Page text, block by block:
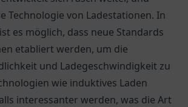
Technologie von Ladestationen. In
es möglich, dass neue Standards
etabliert werden, um die
und Ladegeschwindigkeit zu
wie induktives Laden
interessanter werden, was die Art